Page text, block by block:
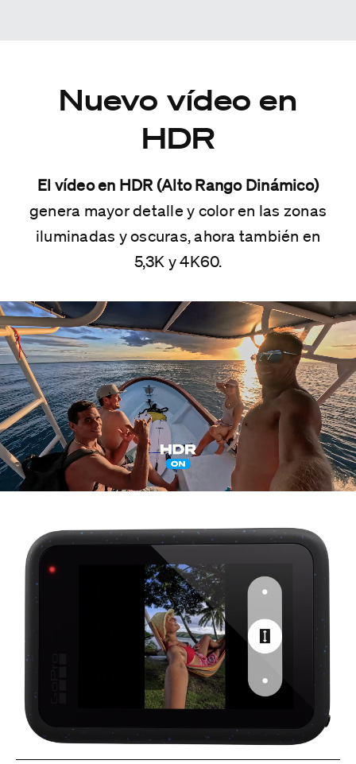
Nuevo vídeo en
HDR
El vídeo en HDR (Alto Rango Dinámico)
genera mayor detalle y color en las zonas
iluminadas y oscuras, ahora también en
5,3K y 4K60.